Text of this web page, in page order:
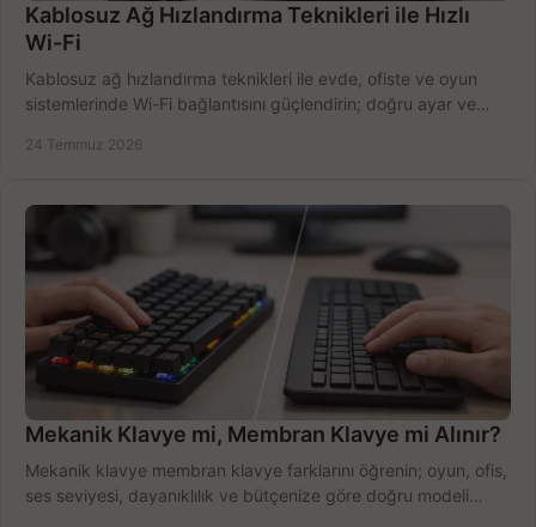
Kablosuz Ağ Hızlandırma Teknikleri ile Hızlı
Wi-Fi
Kablosuz ağ hızlandırma teknikleri ile evde, ofiste ve oyun
sistemlerinde Wi-Fi bağlantısını güçlendirin; doğru ayar ve
24 Temmuz 2026
Mekanik Klavye mi, Membran Klavye mi Alınır?
Mekanik klavye membran klavye farklarını öğrenin; oyun, ofis,
ses seviyesi, dayanıklılık ve bütçenize göre doğru modeli